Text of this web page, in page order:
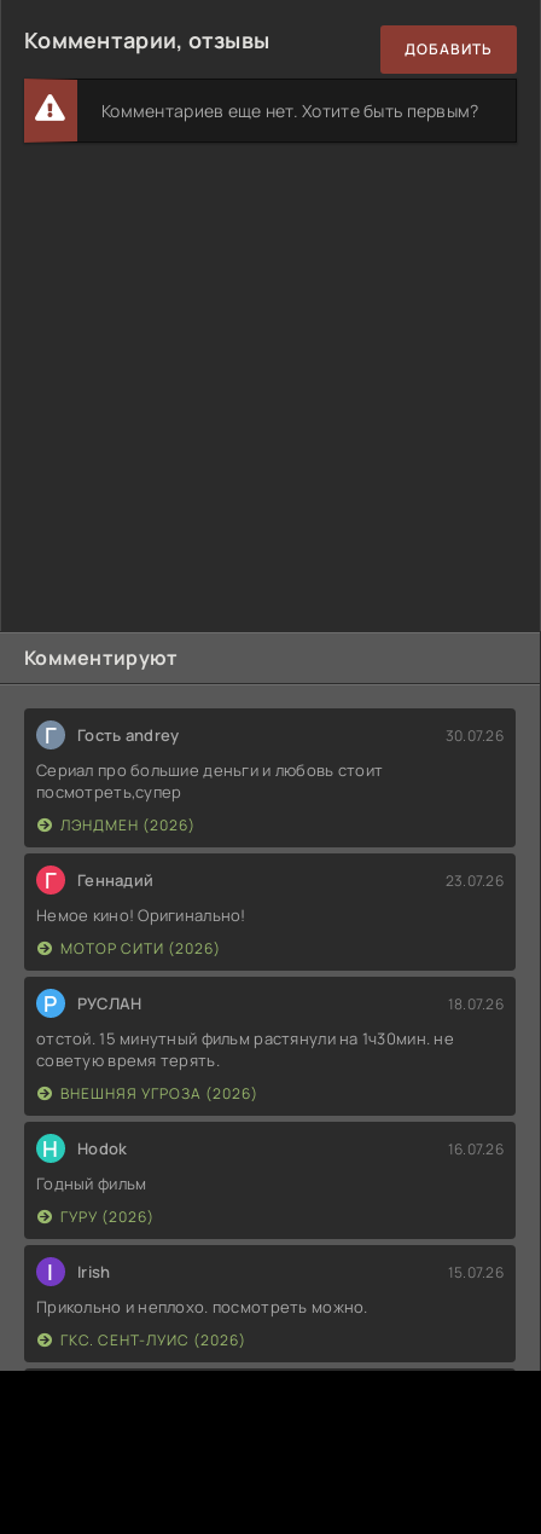
Комментируют
Г Гость andrey 30.07.26
Сериал про большие деньги и любовь стоит
посмотреть,супер
ЛЭНДМЕН (2026)
Г Геннадий 23.07.26
Немое кино! Оригинально!
МОТОР СИТИ (2026)
Р РУСЛАН 18.07.26
отстой. 15 минутный фильм растянули на 1ч30мин. не
советую время терять.
ВНЕШНЯЯ УГРОЗА (2026)
H Hodok 16.07.26
Годный фильм
ГУРУ (2026)
I Irish 15.07.26
Прикольно и неплохо. посмотреть можно.
ГКС. СЕНТ-ЛУИС (2026)
Комментарии, отзывы ДОБАВИТЬ
Комментариев еще нет. Хотите быть первым?